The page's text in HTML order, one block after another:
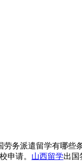
务派遣留学有哪些
申请。 山西留学出国